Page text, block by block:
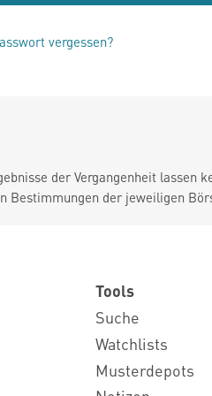
vergessen?
der Vergangenheit lassen
Bestimmungen der jeweiligen
Tools
Suche
Watchlists
Musterdepots